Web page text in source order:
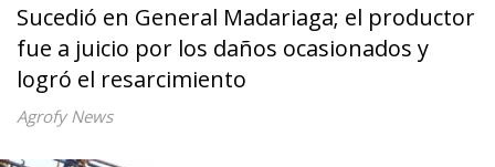
Sucedió en General Madariaga; el productor
fue a juicio por los daños ocasionados y
logró el resarcimiento
Agrofy News